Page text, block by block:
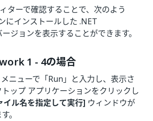
ターで確認することで、次のよう
にインストールした .NET
ジョンを表示することができます。
1 - 4の場合
メニューで「Run」と入力し、表示さ
ップ アプリケーションをクリックし
イル名を指定して実行] ウィンドウが
。